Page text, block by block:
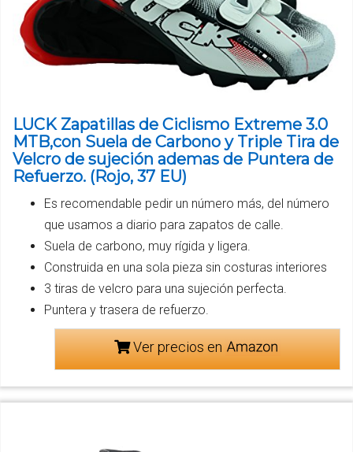
LUCK Zapatillas de Ciclismo Extreme 3.0
MTB,con Suela de Carbono y Triple Tira de
Velcro de sujeción ademas de Puntera de
Refuerzo. (Rojo, 37 EU)
Es recomendable pedir un número más, del número
que usamos a diario para zapatos de calle.
Suela de carbono, muy rígida y ligera.
Construida en una sola pieza sin costuras interiores
3 tiras de velcro para una sujeción perfecta.
Puntera y trasera de refuerzo.
Ver precios en